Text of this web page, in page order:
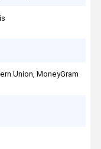
Union, MoneyGram